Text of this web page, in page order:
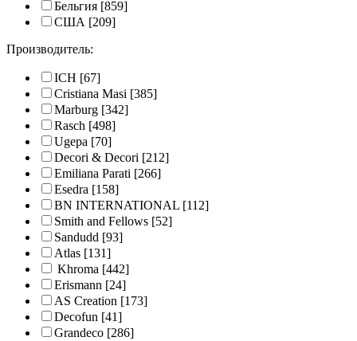
Бельгия [859]
США [209]
Производитель:
ICH [67]
Cristiana Masi [385]
Marburg [342]
Rasch [498]
Ugepa [70]
Decori & Decori [212]
Emiliana Parati [266]
Esedra [158]
BN INTERNATIONAL [112]
Smith and Fellows [52]
Sandudd [93]
Atlas [131]
Khroma [442]
Erismann [24]
AS Creation [173]
Decofun [41]
Grandeco [286]